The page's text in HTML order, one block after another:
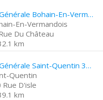
Société Générale Bohain-En-Vermandois 1 Rue Du Château
En-Vermandois
Du Château
km
Société Générale Saint-Quentin 30 Rue D'isle
Quentin
Rue D'isle
km